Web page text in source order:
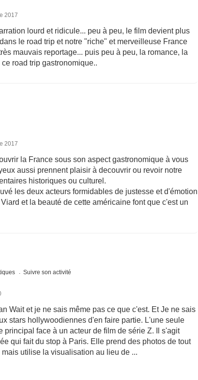
2017
lourd et ridicule... peu à peu, le film devient plus
le road trip et notre "riche" et merveilleuse France
mauvais reportage... puis peu à peu, la romance, la
road trip gastronomique..
2017
la France sous son aspect gastronomique à vous
aussi prennent plaisir à decouvrir ou revoir notre
historiques ou culturel.
les deux acteurs formidables de justesse et d'émotion
et la beauté de cette américaine font que c'est un
Suivre son activité
Wait et je ne sais même pas ce que c'est. Et Je ne sais
stars hollywoodiennes d'en faire partie. L'une seule
principal face à un acteur de film de série Z. Il s'agit
qui fait du stop à Paris. Elle prend des photos de tout
utilise la visualisation au lieu de ...